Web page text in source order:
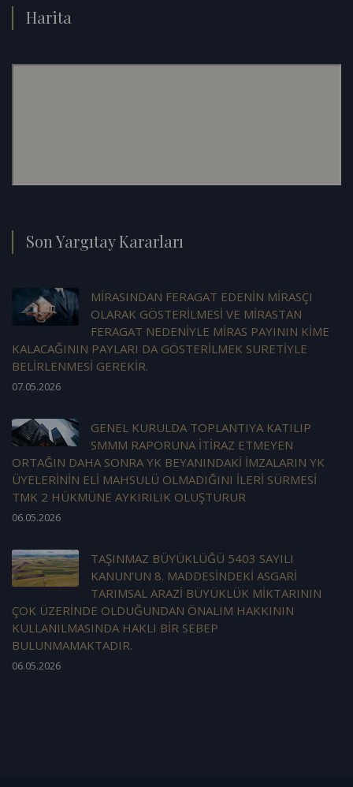
Harita
Son Yargıtay Kararları
MİRASINDAN FERAGAT EDENİN MİRASÇI
OLARAK GÖSTERİLMESİ VE MİRASTAN
FERAGAT NEDENİYLE MİRAS PAYININ KİME
KALACAĞININ PAYLARI DA GÖSTERİLMEK SURETİYLE
BELİRLENMESİ GEREKİR.
07.05.2026
GENEL KURULDA TOPLANTIYA KATILIP
SMMM RAPORUNA İTİRAZ ETMEYEN
ORTAĞIN DAHA SONRA YK BEYANINDAKİ İMZALARIN YK
ÜYELERİNİN ELİ MAHSULÜ OLMADIĞINI İLERİ SÜRMESİ
TMK 2 HÜKMÜNE AYKIRILIK OLUŞTURUR
06.05.2026
TAŞINMAZ BÜYÜKLÜĞÜ 5403 SAYILI
KANUN’UN 8. MADDESİNDEKİ ASGARİ
TARIMSAL ARAZİ BÜYÜKLÜK MİKTARININ
ÇOK ÜZERİNDE OLDUĞUNDAN ÖNALIM HAKKININ
KULLANILMASINDA HAKLI BİR SEBEP
BULUNMAMAKTADIR.
06.05.2026